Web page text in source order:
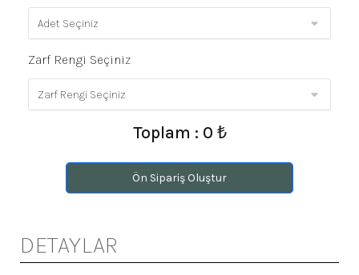
Zarf Rengi Seçiniz
Toplam : 0 ₺
Ön Sipariş Oluştur
DETAYLAR